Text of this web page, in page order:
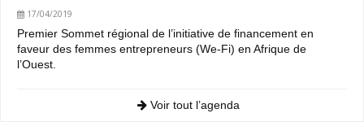
17/04/2019
Premier Sommet régional de l’initiative de financement en
faveur des femmes entrepreneurs (We-Fi) en Afrique de
l’Ouest.
Voir tout l’agenda